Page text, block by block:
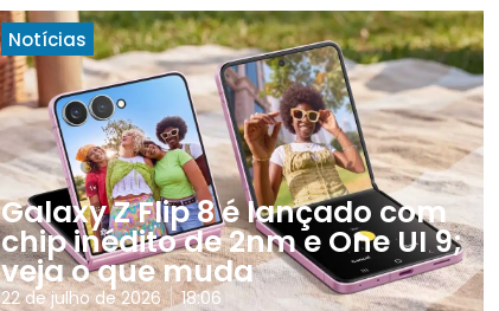
Notícias
Galaxy Z Flip 8 é lançado com
chip inédito de 2nm e One UI 9;
veja o que muda
22 de julho de 2026 18:06